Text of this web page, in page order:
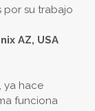
por su trabajo
AZ, USA
ya hace
funciona